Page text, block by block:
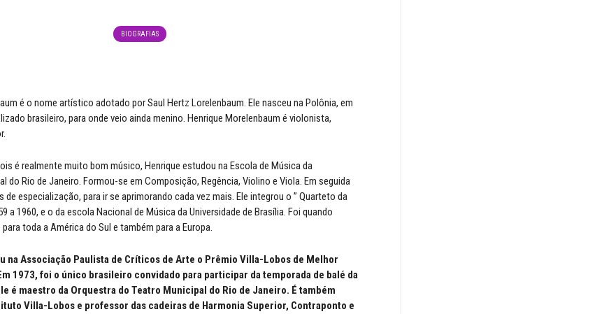
BIOGRAFIAS
é o nome artístico adotado por Saul Hertz Lorelenbaum. Ele nasceu na Polônia, em
brasileiro, para onde veio ainda menino. Henrique Morelenbaum é violonista,
é realmente muito bom músico, Henrique estudou na Escola de Música da
do Rio de Janeiro. Formou-se em Composição, Regência, Violino e Viola. Em seguida
especialização, para ir se aprimorando cada vez mais. Ele integrou o ” Quarteto da
a 1960, e o da escola Nacional de Música da Universidade de Brasília. Foi quando
toda a América do Sul e também para a Europa.
na Associação Paulista de Críticos de Arte o Prêmio Villa-Lobos de Melhor
1973, foi o único brasileiro convidado para participar da temporada de balé da
é maestro da Orquestra do Teatro Municipal do Rio de Janeiro. É também
Villa-Lobos e professor das cadeiras de Harmonia Superior, Contraponto e